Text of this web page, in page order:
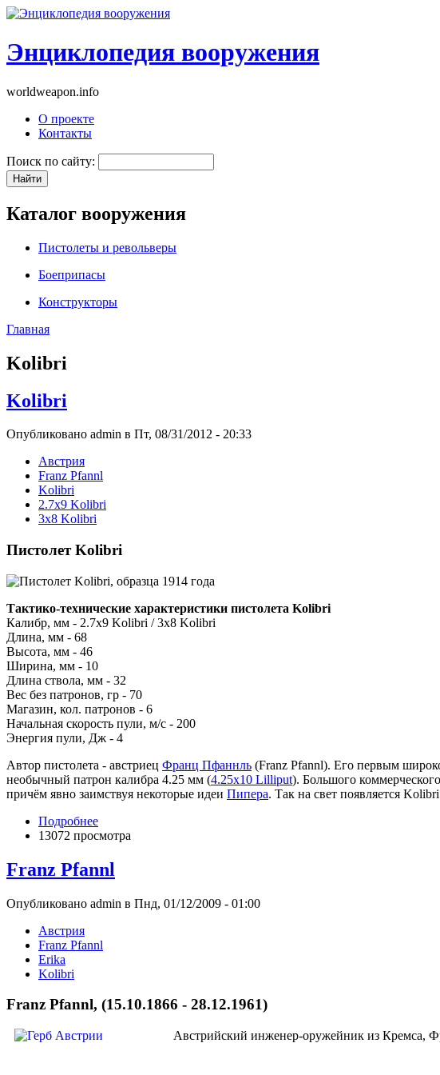
Энциклопедия вооружения
worldweapon.info
О проекте
Контакты
Поиск по сайту:
Каталог вооружения
Пистолеты и револьверы
Боеприпасы
Конструкторы
Главная
Kolibri
Kolibri
Опубликовано admin в Пт, 08/31/2012 - 20:33
Австрия
Franz Pfannl
Kolibri
2.7x9 Kolibri
3x8 Kolibri
Пистолет Kolibri
Тактико-технические характеристики пистолета Kolibri
Калибр, мм - 2.7х9 Kolibri / 3х8 Kolibri
Длина, мм - 68
Высота, мм - 46
Ширина, мм - 10
Длина ствола, мм - 32
Вес без патронов, гр - 70
Магазин, кол. патронов - 6
Начальная скорость пули, м/с - 200
Энергия пули, Дж - 4
Автор пистолета - австриец Франц Пфаннль (Franz Pfannl). Его первым
необычный патрон калибра 4.25 мм (4.25x10 Lilliput). Большого
причём явно заимствуя некоторые идеи Пипера. Так на свет появляется
Подробнее
13072 просмотра
Franz Pfannl
Опубликовано admin в Пнд, 01/12/2009 - 01:00
Австрия
Franz Pfannl
Erika
Kolibri
Franz Pfannl, (15.10.1866 - 28.12.1961)
Австрийский инженер-оружейник из Кремса,